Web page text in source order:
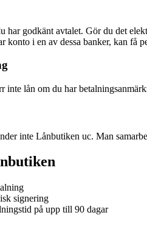
har godkänt avtalet. Gör du det
konto i en av dessa banker, kan få
inte lån om du har
inte Lånbutiken uc. Man
signering
på upp till 90 dagar